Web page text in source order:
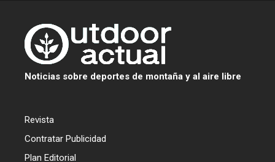
Noticias sobre deportes de montaña y al aire libre
Revista
Contratar Publicidad
Plan Editorial